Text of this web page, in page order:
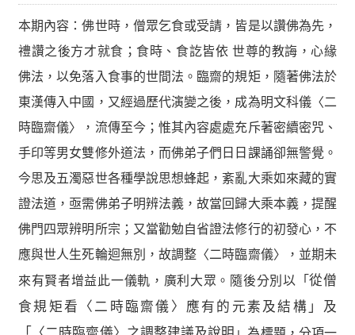
本期內容：佛世時，僧眾乞食或受請，皆是以讚佛為先，
禮讚之後方才就食；食時、食訖皆依 世尊的教誨，心緣
佛法，以免落入食事的世間法。臨齋的規矩，隨著佛法於
東漢傳入中國，又經過歷代演變之後，成為明文科儀〈二
時臨齋儀〉，流傳至今；惟其內容處處充斥著密續密咒、
手印等男女雙修外道法，而佛弟子們日日課誦卻無警覺。
今思及五濁惡世各種學說思想蜂起，紊亂大乘如來藏的實
證法道，亟需佛弟子明辨法義，故當回歸大乘本義，提醒
佛門四眾辨明所宗；又當勸勉自省證法修行的初發心，不
應與世人生死輪迴無別，故調整〈二時臨齋儀〉，並期未
來有賢者增益此一儀軌，廣利大眾。隨後分別以「從僧
食規矩看〈二時臨齋儀〉應有的元素及結構」及